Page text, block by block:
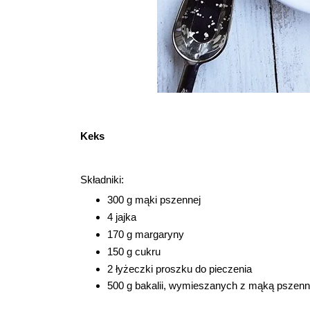
Keks
Składniki:
300 g mąki pszennej
4 jajka
170 g margaryny
150 g cukru
2 łyżeczki proszku do pieczenia
500 g bakalii, wymieszanych z mąką